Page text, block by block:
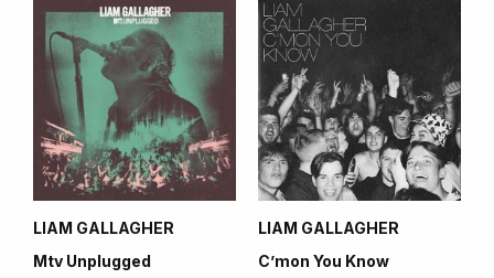
LIAM GALLAGHER
Mtv Unplugged
LIAM GALLAGHER
C’mon You Know